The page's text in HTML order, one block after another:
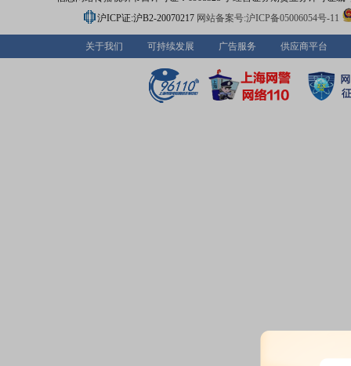
沪ICP证:沪B2-20070217 网站备案号:沪ICP备05006054号-11
关于我们 可持续发展 广告服务 供应商平台